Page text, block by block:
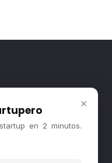
×
en 2 minutos.